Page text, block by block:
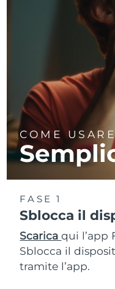
COME
FASE 1
Sblocca il
Scaricaqui l’app
Sblocca il
tramite l’app.